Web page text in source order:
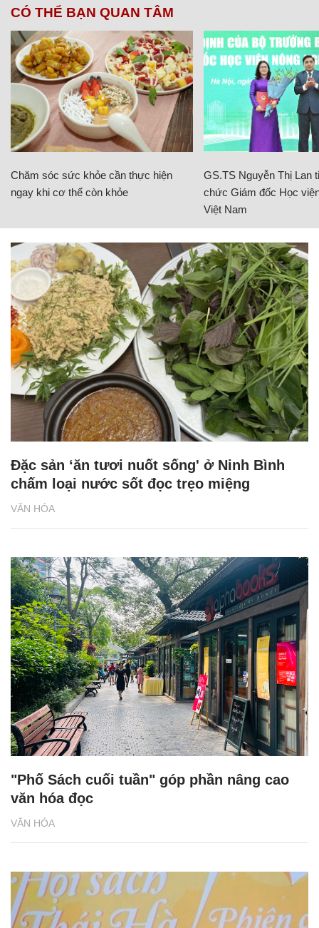
CÓ THỂ BẠN QUAN TÂM
Chăm sóc sức khỏe cần thực hiện
ngay khi cơ thể còn khỏe
GS.TS Nguyễn Thị Lan
chức Giám đốc Học
Việt Nam
VĂN HÓA
Đặc sản ‘ăn tươi nuốt sống' ở Ninh Bình
chấm loại nước sốt đọc trẹo miệng
VĂN HÓA
"Phố Sách cuối tuần" góp phần nâng cao
văn hóa đọc